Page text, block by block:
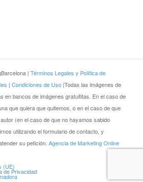
| Términos Legales y Política de
| Condiciones de Uso |Todas las imágenes de
en bancos de imágenes gratuititas. En el caso de
que quiera que quitemos, o en el caso de que
(en el caso de que no hayamos sabido
utilizando el formulario de contacto, y
su petición. Agencia de Marketing Online
(UE)
de Privacidad